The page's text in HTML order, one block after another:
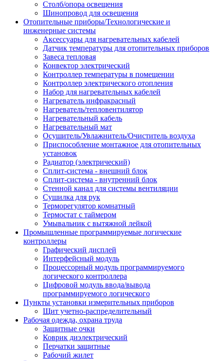
Столб/опора освещения
Шинопровод для освещения
Отопительные приборы/Технологические и
инженерные системы
Аксессуары для нагревательных кабелей
Датчик температуры для отопительных приборов
Завеса тепловая
Конвектор электрический
Контроллер температуры в помещении
Контроллер электрического отопления
Набор для нагревательных кабелей
Нагреватель инфракрасный
Нагреватель/тепловентилятор
Нагревательный кабель
Нагревательный мат
Осушитель/Увлажнитель/Очиститель воздуха
Приспособление монтажное для отопительных
установок
Радиатор (электрический)
Сплит-система - внешний блок
Сплит-система - внутренний блок
Стенной канал для системы вентиляции
Сушилка для рук
Терморегулятор комнатный
Термостат с таймером
Умывальник с вытяжной лейкой
Промышленные программируемые логические
контроллеры
Графический дисплей
Интерфейсный модуль
Процессорный модуль программируемого
логического контроллера
Цифровой модуль ввода/вывода
программируемого логического
Пункты установки измерительных приборов
Щит учетно-распределительный
Рабочая одежда, охрана труда
Защитные очки
Коврик диэлектрический
Перчатки защитные
Рабочий жилет